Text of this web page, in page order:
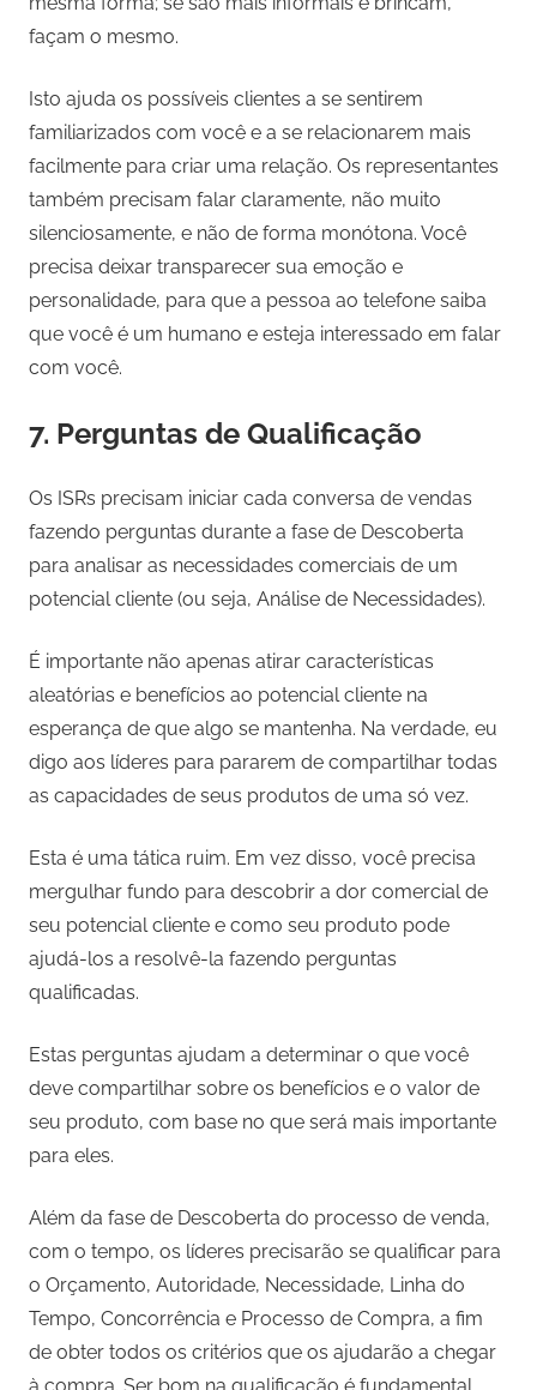
façam o mesmo.
Isto ajuda os possíveis clientes a se sentirem
familiarizados com você e a se relacionarem mais
facilmente para criar uma relação. Os representantes
também precisam falar claramente, não muito
silenciosamente, e não de forma monótona. Você
precisa deixar transparecer sua emoção e
personalidade, para que a pessoa ao telefone saiba
que você é um humano e esteja interessado em falar
com você.
7. Perguntas de Qualificação
Os ISRs precisam iniciar cada conversa de vendas
fazendo perguntas durante a fase de Descoberta
para analisar as necessidades comerciais de um
potencial cliente (ou seja, Análise de Necessidades).
É importante não apenas atirar características
aleatórias e benefícios ao potencial cliente na
esperança de que algo se mantenha. Na verdade, eu
digo aos líderes para pararem de compartilhar todas
as capacidades de seus produtos de uma só vez.
Esta é uma tática ruim. Em vez disso, você precisa
mergulhar fundo para descobrir a dor comercial de
seu potencial cliente e como seu produto pode
ajudá-los a resolvê-la fazendo perguntas
qualificadas.
Estas perguntas ajudam a determinar o que você
deve compartilhar sobre os benefícios e o valor de
seu produto, com base no que será mais importante
para eles.
Além da fase de Descoberta do processo de venda,
com o tempo, os líderes precisarão se qualificar para
o Orçamento, Autoridade, Necessidade, Linha do
Tempo, Concorrência e Processo de Compra, a fim
de obter todos os critérios que os ajudarão a chegar